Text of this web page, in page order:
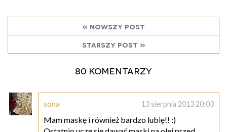
« nowszy post
starszy post »
80 komentarzy
sona 13 sierpnia 2013 20:03
Mam maskę i również bardzo lubię!! :)